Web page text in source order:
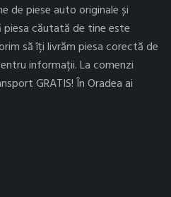
de piese auto originale și
căutată de tine este
să îți livrăm piesa corectă de
informații. La comenzi
GRATIS! În Oradea ai